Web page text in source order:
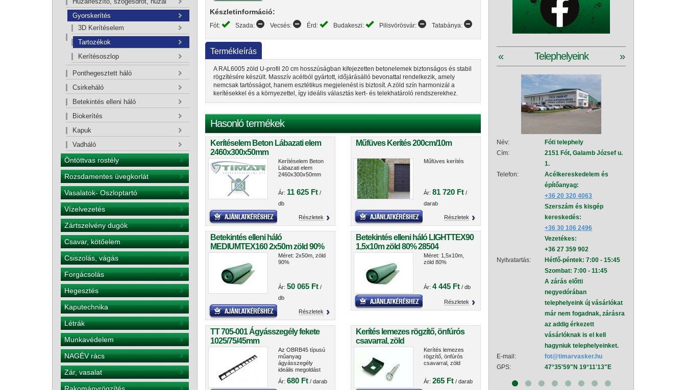
Gyorskerítés
3D Kerítéselem
Tartozékok
Kerítésoszlop
Ponthegesztett háló
Csirkeháló
Betekintés elleni háló
Biokerítés
Kapuk
Vadháló
Öntöttvas rostély
Rozsdamentes üvegkorlát
Vasalatok- Oszloptartó
Vízelvezetés
Zártszelvény dugók
Csavar, kötőelem
Csiszolás, vágás
Forgácsolás
Hegesztés
Kaputechnika
Létrák
Munkavédelem
NAGÉV rács
Zár, vasalat
Készletinformáció:
Fót: Szada: Vecsés: Érd: Budakeszi: Pilisvörösvár: Tatabánya:
Termékleírás
A RAL6005 zöld U-profil 20 cm hosszúságban kifejezetten betonelemek biztonságos és stabil
rögzítésére készült. Masszív acélból gyártott, időjárásálló bevonattal rendelkezik, amely
nemcsak tartósságot, hanem esztétikus megjelenést is biztosít. A zöld szín harmonizál a
kerítésekkel és a környezettel, így ideális választás kert- és telekhatároló rendszerekhez.
Hasonló termékek
Kerítéselem Beton Lábazati elem
2460x300x50mm
Kerítéselem Beton
Lábazati elem
2460x300x50mm
Ár: 11 625 Ft/
db
Részletek
Műfüves Kerítés 200cm/10m
Műfüves kerítés
Ár: 81 720 Ft/
darab
Részletek
Betekintés elleni háló
MEDIUMTEX160 2x50m zöld 90%
28547
Méret: 2x50m, zöld
90%
Ár: 50 065 Ft/
db
Részletek
Betekintés elleni háló LIGHTTEX90
1,5x10m zöld 80% 28504
Méret: 1,5x10m,
zöld 80%
Ár: 4 445 Ft/ db
Részletek
TT 705-001 Ágyásszegély fekete
1025/75/45mm
Az OBRB45 típusú
műanyag
ágyásszegély
ideális megoldást
parkok és
Ár: 680 Ft/ darab
Kerítés lemezes rögzítő, önfúrós
csavarral, zöld
Kerítés lemezes
rögzítő, önfúrós
csavarral, zöld
Ár: 265 Ft/ darab
Telephelyeink
« »
Név:
Fóti telephely
Cím:
2151 Fót, Galamb József u.
1.
Telefon:
Acélkereskedelem és
építőanyag:
+36 20 320 4063
Szerszám és kisgép
kereskedés:
+36 30 106 2496
Vezetékes:
+36 27 359 902
Nyitvatartás:
Hétfő-péntek: 7:00 - 15:45
Szombat: 7:00 - 11:45
A zárás előtti
negyedórában
telephelyeink új vásárlókat
már nem fogadnak, zárásra
az addig érkezett
vásárlóknak is el kell
hagyniuk telephelyeinket.
E-mail:
fot@timarvasker.hu
GPS:
47°35'59"N 19°11'13"E